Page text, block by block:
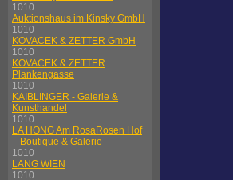
1010
Auktionshaus im Kinsky GmbH
1010
KOVACEK & ZETTER GmbH
1010
KOVACEK & ZETTER
Plankengasse
1010
KAIBLINGER - Galerie &
Kunsthandel
1010
LA HONG Am RosaRosen Hof
– Boutique & Galerie
1010
LANG WIEN
1010